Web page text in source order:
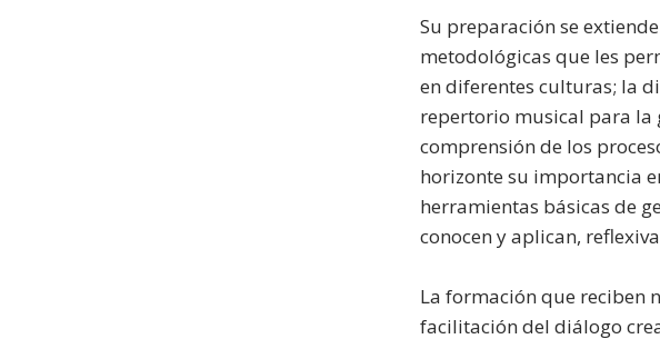
Su preparación se
metodológicas que les
en diferentes culturas; la
repertorio musical para la
comprensión de los
horizonte su importancia
herramientas básicas de
conocen y aplican,
La formación que reciben
facilitación del diálogo